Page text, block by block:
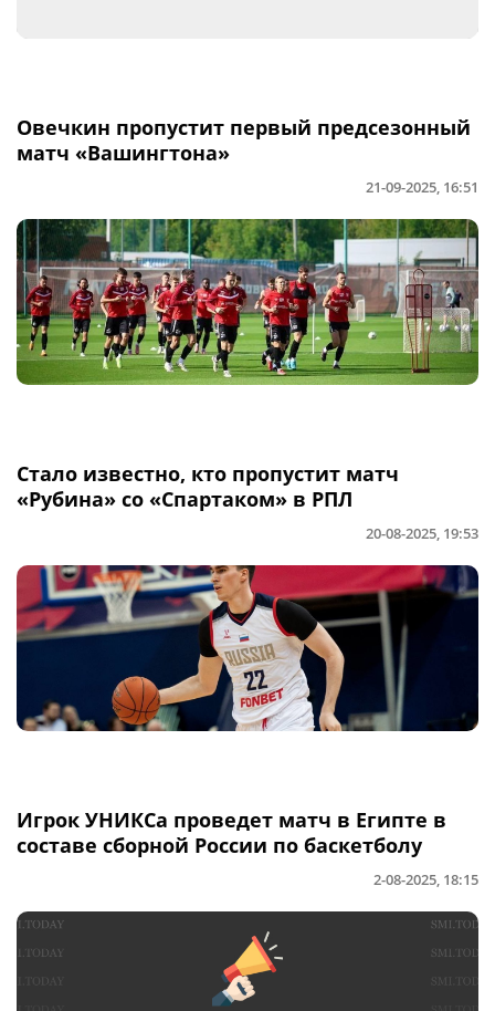
Овечкин пропустит первый предсезонный
матч «Вашингтона»
21-09-2025, 16:51
Стало известно, кто пропустит матч
«Рубина» со «Спартаком» в РПЛ
20-08-2025, 19:53
Игрок УНИКСа проведет матч в Египте в
составе сборной России по баскетболу
2-08-2025, 18:15